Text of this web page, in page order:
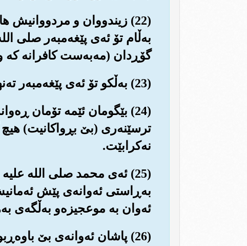
(22) زیندووان و
به‌ڵام تۆ ئه‌ی پێغه‌مبه‌ر صلی
گۆڕدان (مه‌به‌ست کافرانه که
(23) به‌ڵکو تۆ ئه‌ی پێغه‌مبه‌ر ته‌نها بێدارکه‌ره‌وه و ترسێنه‌ریت و به‌س.
(24) بێگومان ئێمه تۆمان
ترسێنه‌ری (بێ بڕواکانیت)
نه‌کرابێت.
(25) ئه‌ی محمد صلی الله
به‌ڕاستی ئه‌وانه‌ی پێش
ئه‌وان به موعجیزه‌و به‌ڵگه‌ی
(26) پاشان ئه‌وانه‌ی بێ